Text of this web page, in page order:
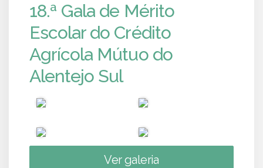
18.ª Gala de Mérito
Escolar do Crédito
Agrícola Mútuo do
Alentejo Sul
Ver galeria